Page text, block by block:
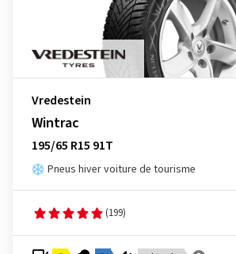
Vredestein
Wintrac
195/65 R15 91T
Pneus hiver voiture de tourisme
(199)